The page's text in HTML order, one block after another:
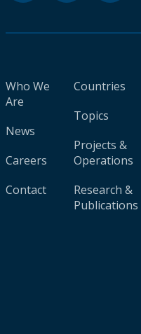
Who We
Are
News
Careers
Contact
Countries
Topics
Projects &
Operations
Research &
Publications